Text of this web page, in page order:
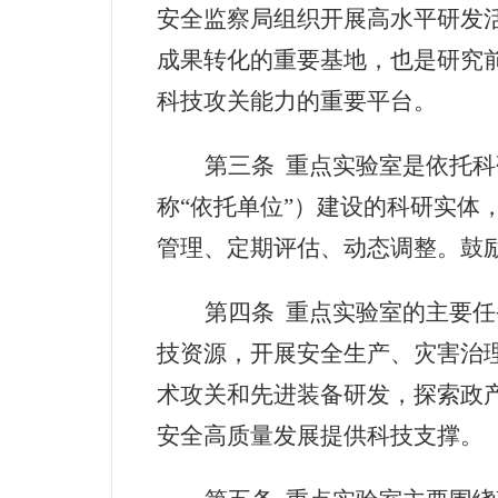
安全监察局组织开展高水平研发
成果转化的重要基地，也是研究
科技攻关能力的重要平台。
第三条 重点实验室是依托
称“依托单位”）建设的科研实体
管理、定期评估、动态调整。鼓
第四条 重点实验室的主要
技资源，开展安全生产、灾害治
术攻关和先进装备研发，探索政
安全高质量发展提供科技支撑。